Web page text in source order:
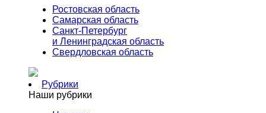
Ростовская область
Самарская область
Санкт-Петербург
и Ленинградская область
Свердловская область
Рубрики
Наши рубрики